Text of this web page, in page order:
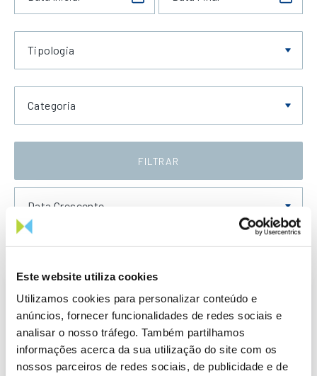
Este website utiliza cookies
Utilizamos cookies para personalizar conteúdo e
anúncios, fornecer funcionalidades de redes sociais e
analisar o nosso tráfego. Também partilhamos
informações acerca da sua utilização do site com os
nossos parceiros de redes sociais, de publicidade e de
Tipologia
Categoria
FILTRAR
Data Crescente
336.51 Kb
Eletroprodutor da semana 31 de
2026
Publicação com periodicidade semanal, com
informação sobre Eletricidade